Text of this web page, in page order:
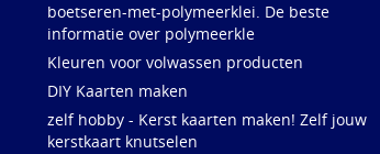
boetseren-met-polymeerklei. De beste
informatie over polymeerkle
Kleuren voor volwassen producten
DIY Kaarten maken
zelf hobby - Kerst kaarten maken! Zelf jouw
kerstkaart knutselen